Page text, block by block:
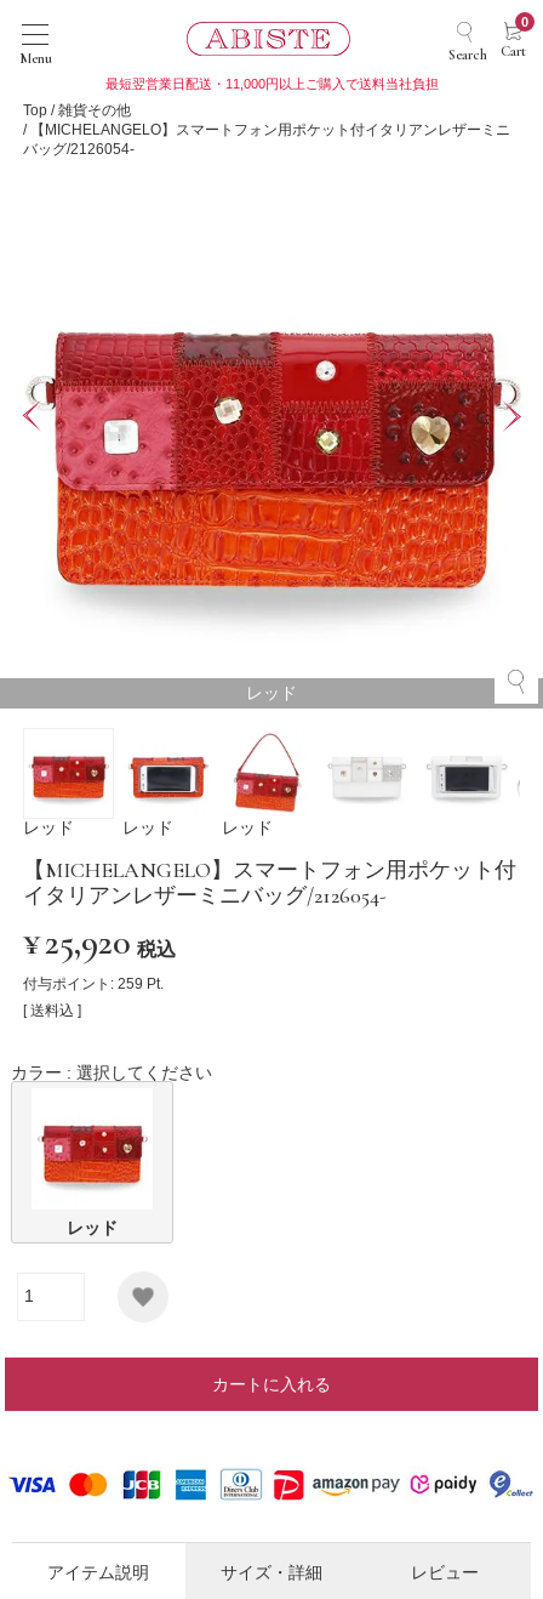
Menu Search Cart
0
最短翌営業日配送・11,000円以上ご購入で送料当社負担
Top
雑貨その他
【MICHELANGELO】スマートフォン用ポケット付イタリアンレザーミニ
バッグ/2126054-
レッド
レッド レッド レッド
【MICHELANGELO】スマートフォン用ポケット付
イタリアンレザーミニバッグ/2126054-
¥25,920 税込
付与ポイント: 259 Pt.
送料込
カラー 選択してください
レッド
カートに入れる
アイテム説明 サイズ・詳細 レビュー